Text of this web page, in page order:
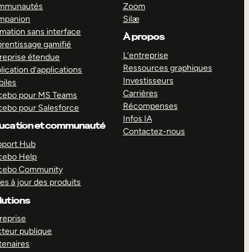
sans interface
gamifié
étendue
d’applications
pour MS Teams
pour Salesforce
et communauté
Hub
Help
Community
à jour des produits
publique
Zoom
Silæ
À propos
L’entreprise
Ressources graphiques
Investisseurs
Carrières
Récompenses
Infos IA
Contactez-nous